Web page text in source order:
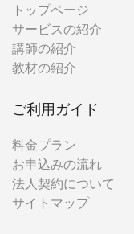
トップページ
サービスの紹介
講師の紹介
教材の紹介
ご利用ガイド
料金プラン
お申込みの流れ
法人契約について
サイトマップ